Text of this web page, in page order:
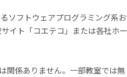
ソフトウェアプログラミング系お
イト「コエテコ」または各社ホー
関係ありません。一部教室では無